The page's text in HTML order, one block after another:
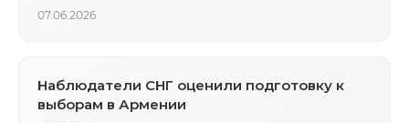
07.06.2026
Наблюдатели СНГ оценили подготовку к
выборам в Армении